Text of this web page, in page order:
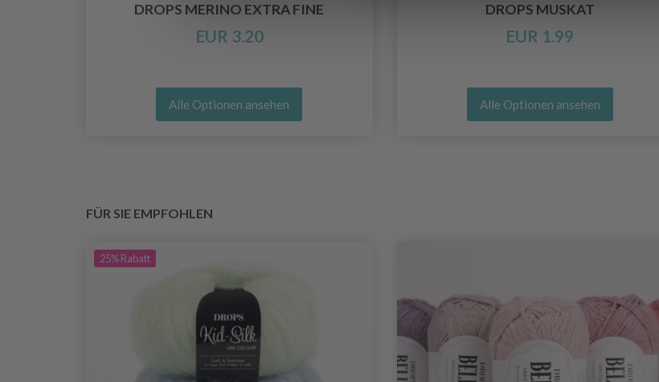
DROPS MERINO EXTRA FINE
EUR 3.20
Alle Optionen ansehen
DROPS MUSKAT
EUR 1.99
Alle Optionen ansehen
FÜR SIE EMPFOHLEN
25%Rabatt